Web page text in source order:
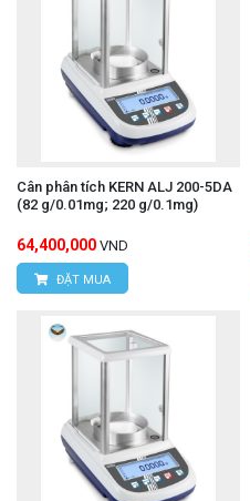
Cân phân tích KERN ALJ 200-5DA
(82 g/0.01mg; 220 g/0.1mg)
64,400,000 VND
ĐẶT MUA